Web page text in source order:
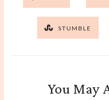
STUMBLE
You May